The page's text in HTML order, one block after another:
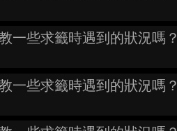
一些求籤時遇到的狀況嗎？
一些求籤時遇到的狀況嗎？